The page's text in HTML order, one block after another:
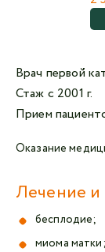
Врач первой
Стаж с 2001 г.
Прием
Оказание
Лечение и
бесплодие;
миома матки;
обработку